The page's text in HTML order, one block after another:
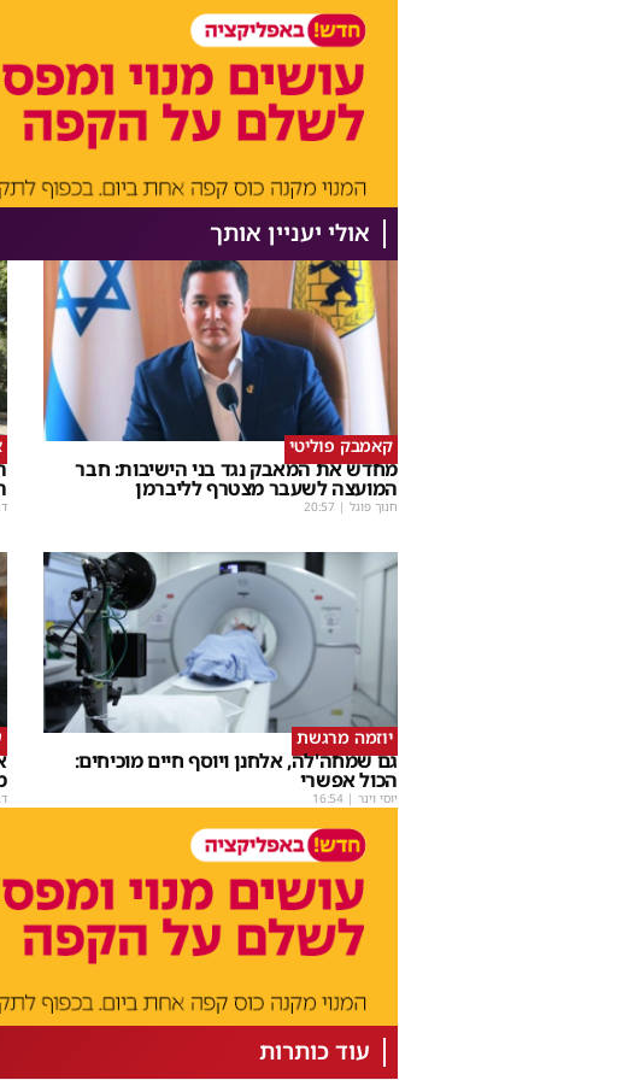
אולי יעניין אותך
קאמבק פוליטי
מחדש את המאבק נגד בני הישיבות: חבר
המועצה לשעבר מצטרף לליברמן
חנוך פוגל |
20:57
יוזמה מרגשת
גם שמחה'לה, אלחנן ויוסף חיים מוכיחים:
הכול אפשרי
יוסי וינר |
16:54
עוד כותרות